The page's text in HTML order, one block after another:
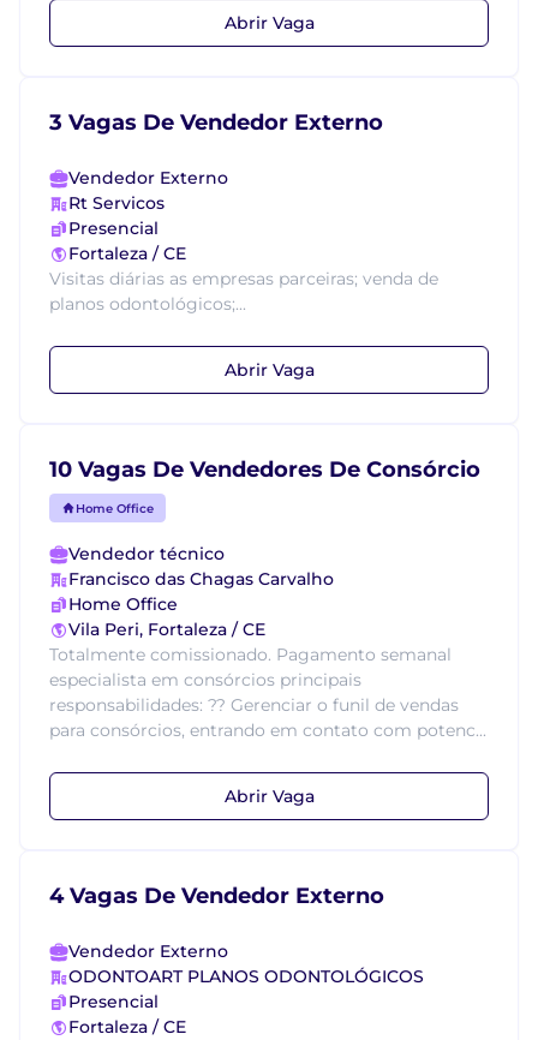
Abrir Vaga
3 Vagas De Vendedor Externo
Vendedor Externo
Rt Servicos
Presencial
Fortaleza / CE
Visitas diárias as empresas parceiras; venda de
planos odontológicos;...
Abrir Vaga
10 Vagas De Vendedores De Consórcio
Home Office
Vendedor técnico
Francisco das Chagas Carvalho
Home Office
Vila Peri, Fortaleza / CE
Totalmente comissionado. Pagamento semanal
especialista em consórcios principais
responsabilidades: ?? Gerenciar o funil de vendas
para consórcios, entrando em contato com potenc...
Abrir Vaga
4 Vagas De Vendedor Externo
Vendedor Externo
ODONTOART PLANOS ODONTOLÓGICOS
Presencial
Fortaleza / CE